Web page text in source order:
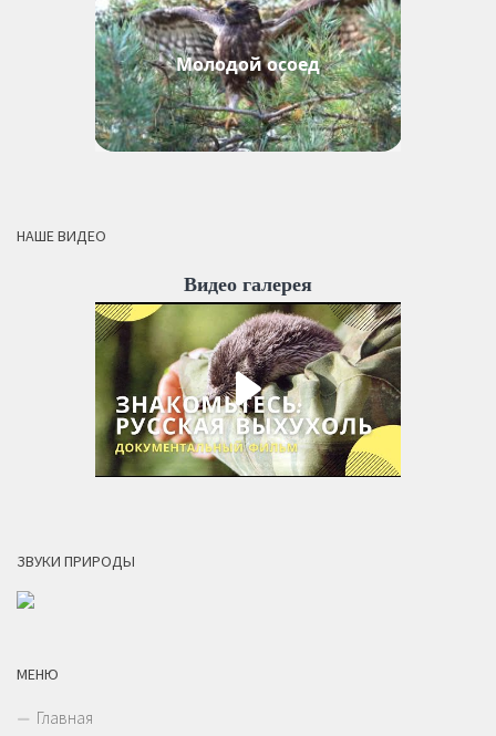
Молодой осоед
НАШЕ ВИДЕО
Видео галерея
ЗВУКИ ПРИРОДЫ
МЕНЮ
Главная